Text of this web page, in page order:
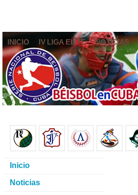
INICIO IV LIGA ELITE NOTICIAS
Inicio
Noticias